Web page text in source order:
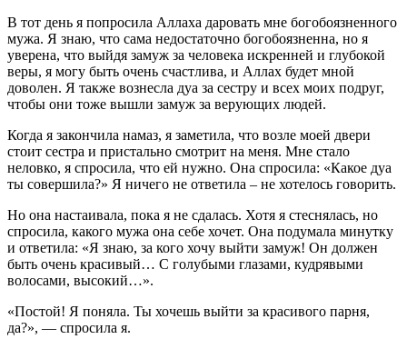
В тот день я попросила Аллаха даровать мне богобоязненного
мужа. Я знаю, что сама недостаточно богобоязненна, но я
уверена, что выйдя замуж за человека искренней и глубокой
веры, я могу быть очень счастлива, и Аллах будет мной
доволен. Я также вознесла дуа за сестру и всех моих подруг,
чтобы они тоже вышли замуж за верующих людей.
Когда я закончила намаз, я заметила, что возле моей двери
стоит сестра и пристально смотрит на меня. Мне стало
неловко, я спросила, что ей нужно. Она спросила: «Какое дуа
ты совершила?» Я ничего не ответила – не хотелось говорить.
Но она настаивала, пока я не сдалась. Хотя я стеснялась, но
спросила, какого мужа она себе хочет. Она подумала минутку
и ответила: «Я знаю, за кого хочу выйти замуж! Он должен
быть очень красивый… С голубыми глазами, кудрявыми
волосами, высокий…».
«Постой! Я поняла. Ты хочешь выйти за красивого парня,
да?», — спросила я.